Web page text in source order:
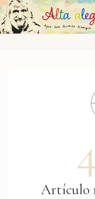
Saltar al contenido principal
Artículo